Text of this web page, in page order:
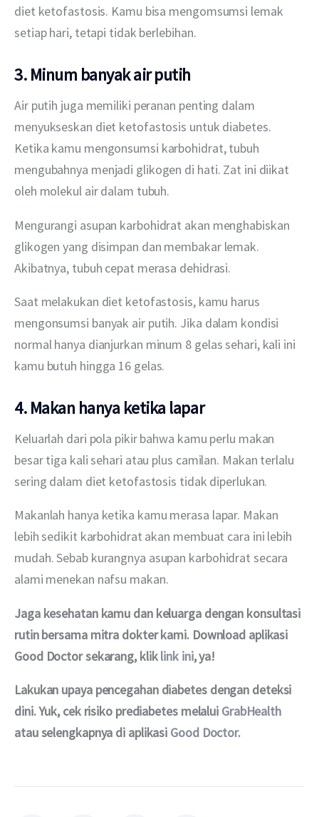
diet ketofastosis. Kamu bisa mengomsumsi lemak
setiap hari, tetapi tidak berlebihan.
3. Minum banyak air putih
Air putih juga memiliki peranan penting dalam
menyukseskan diet ketofastosis untuk diabetes.
Ketika kamu mengonsumsi karbohidrat, tubuh
mengubahnya menjadi glikogen di hati. Zat ini diikat
oleh molekul air dalam tubuh.
Mengurangi asupan karbohidrat akan menghabiskan
glikogen yang disimpan dan membakar lemak.
Akibatnya, tubuh cepat merasa dehidrasi.
Saat melakukan diet ketofastosis, kamu harus
mengonsumsi banyak air putih. Jika dalam kondisi
normal hanya dianjurkan minum 8 gelas sehari, kali ini
kamu butuh hingga 16 gelas.
4. Makan hanya ketika lapar
Keluarlah dari pola pikir bahwa kamu perlu makan
besar tiga kali sehari atau plus camilan. Makan terlalu
sering dalam diet ketofastosis tidak diperlukan.
Makanlah hanya ketika kamu merasa lapar. Makan
lebih sedikit karbohidrat akan membuat cara ini lebih
mudah. Sebab kurangnya asupan karbohidrat secara
alami menekan nafsu makan.
Jaga kesehatan kamu dan keluarga dengan konsultasi
rutin bersama mitra dokter kami. Download aplikasi
Good Doctor sekarang, klik link ini, ya!
Lakukan upaya pencegahan diabetes dengan deteksi
dini. Yuk, cek risiko prediabetes melalui GrabHealth
atau selengkapnya di aplikasi Good Doctor.